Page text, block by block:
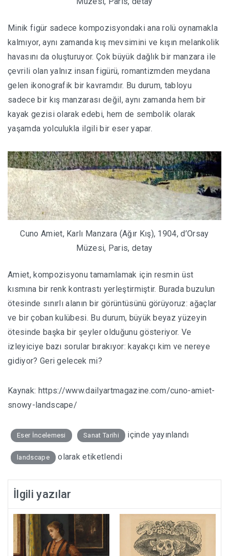
Minik figür sadece kompozisyondaki ana rolü oynamakla
kalmıyor, aynı zamanda kış mevsimini ve kışın melankolik
havasını da oluşturuyor. Çok büyük dağlık bir manzara ile
çevrili olan yalnız insan figürü, romantizmden meydana
gelen ikonografik bir kavramdır. Bu durum, tabloyu
sadece bir kış manzarası değil, aynı zamanda hem bir
kayak gezisi olarak edebi, hem de sembolik olarak
yaşamda yolculukla ilgili bir eser yapar.
Cuno Amiet, Karlı Manzara (Ağır Kış), 1904, d’Orsay
Müzesi, Paris, detay
Amiet, kompozisyonu tamamlamak için resmin üst
kısmına bir renk kontrastı yerleştirmiştir. Burada buzulun
ötesinde sınırlı alanın bir görüntüsünü görüyoruz: ağaçlar
ve bir çoban kulübesi. Bu durum, büyük beyaz yüzeyin
ötesinde başka bir şeyler olduğunu gösteriyor. Ve
izleyiciye bazı sorular bırakıyor: kayakçı kim ve nereye
gidiyor? Geri gelecek mi?
Kaynak: https://www.dailyartmagazine.com/cuno-amiet-
snowy-landscape/
Eser İncelemesi Sanat Tarihi içinde yayınlandı
landscape olarak etiketlendi
İlgili yazılar